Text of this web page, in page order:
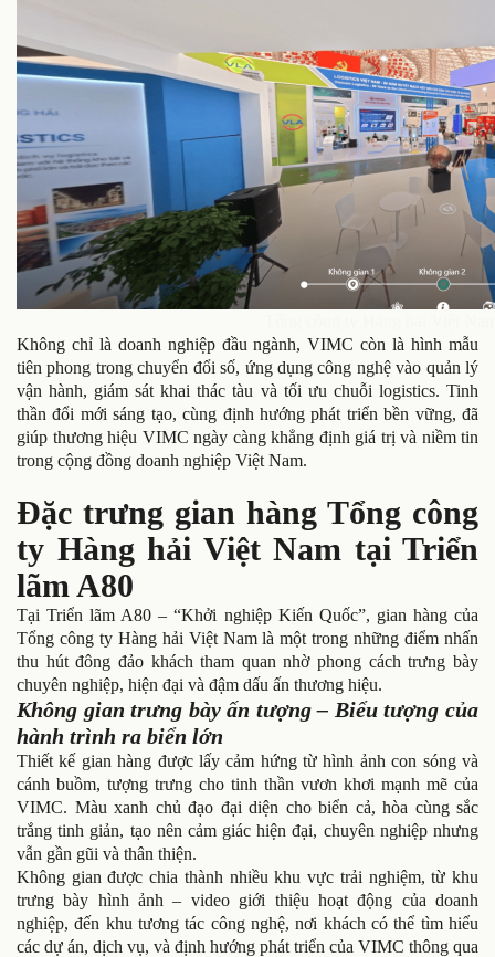
Không chỉ là doanh nghiệp đầu ngành, VIMC còn là hình mẫu
tiên phong trong chuyển đổi số, ứng dụng công nghệ vào quản lý
vận hành, giám sát khai thác tàu và tối ưu chuỗi logistics. Tinh
thần đổi mới sáng tạo, cùng định hướng phát triển bền vững, đã
giúp thương hiệu VIMC ngày càng khẳng định giá trị và niềm tin
trong cộng đồng doanh nghiệp Việt Nam.
Đặc trưng gian hàng Tổng công
ty Hàng hải Việt Nam tại Triển
lãm A80
Tại Triển lãm A80 – “Khởi nghiệp Kiến Quốc”, gian hàng của
Tổng công ty Hàng hải Việt Nam là một trong những điểm nhấn
thu hút đông đảo khách tham quan nhờ phong cách trưng bày
chuyên nghiệp, hiện đại và đậm dấu ấn thương hiệu.
Không gian trưng bày ấn tượng – Biểu tượng của
hành trình ra biển lớn
Thiết kế gian hàng được lấy cảm hứng từ hình ảnh con sóng và
cánh buồm, tượng trưng cho tinh thần vươn khơi mạnh mẽ của
VIMC. Màu xanh chủ đạo đại diện cho biển cả, hòa cùng sắc
trắng tinh giản, tạo nên cảm giác hiện đại, chuyên nghiệp nhưng
vẫn gần gũi và thân thiện.
Không gian được chia thành nhiều khu vực trải nghiệm, từ khu
trưng bày hình ảnh – video giới thiệu hoạt động của doanh
nghiệp, đến khu tương tác công nghệ, nơi khách có thể tìm hiểu
các dự án, dịch vụ, và định hướng phát triển của VIMC thông qua